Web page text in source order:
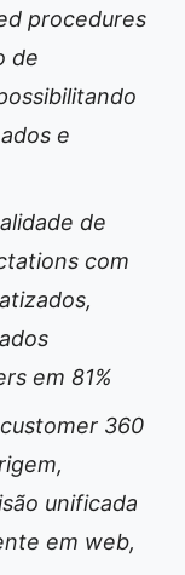
procedures
de
e
de
com
em 81%
360
unificada
em web,